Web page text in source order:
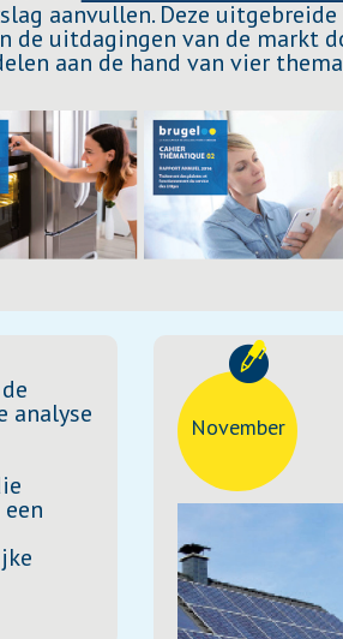
aanvullen. Deze
de uitdagingen van de markt
aan de hand van vier
analyse November